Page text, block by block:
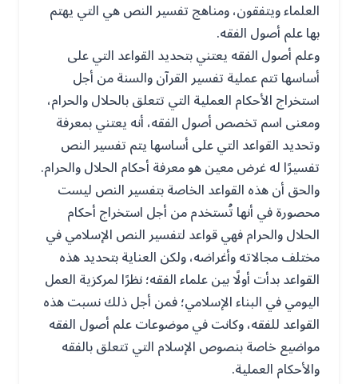
العلماء ويتفقون، ومناهج تفسير النص هي التي يهتم
بها علم أصول الفقه.
وعلم أصول الفقه يعتني بتحديد القواعد التي على
أساسها تتم عملية تفسير القرآن والسنة من أجل
استخراج الأحكام العملية التي تتعلق بالحلال والحرام،
ومعنى اسم تخصص أصول الفقه، أنه يعتني بمعرفة
وتحديد القواعد التي على أساسها يتم تفسير النص
تفسيرًا له غرض معين هو معرفة أحكام الحلال والحرام.
والحق أن هذه القواعد الخاصة بتفسير النص ليست
محصورة في أنها تُستخدم من أجل استخراج أحكام
الحلال والحرام فهي قواعد لتفسير النص الإسلامي في
مختلف مجالاته وأغراضه، ولكن العناية بتحديد هذه
القواعد بدأت أولًا بين علماء الفقه؛ نظرًا لمركزية العمل
اليومي في البناء الإسلامي؛ فمن أجل ذلك نسبت هذه
القواعد للفقه، وكانت في موضوعات علم أصول الفقه
مواضيع خاصة بنصوص الإسلام التي تتعلق بالفقه
والأحكام العملية.